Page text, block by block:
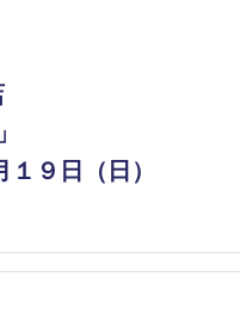
９日（日）